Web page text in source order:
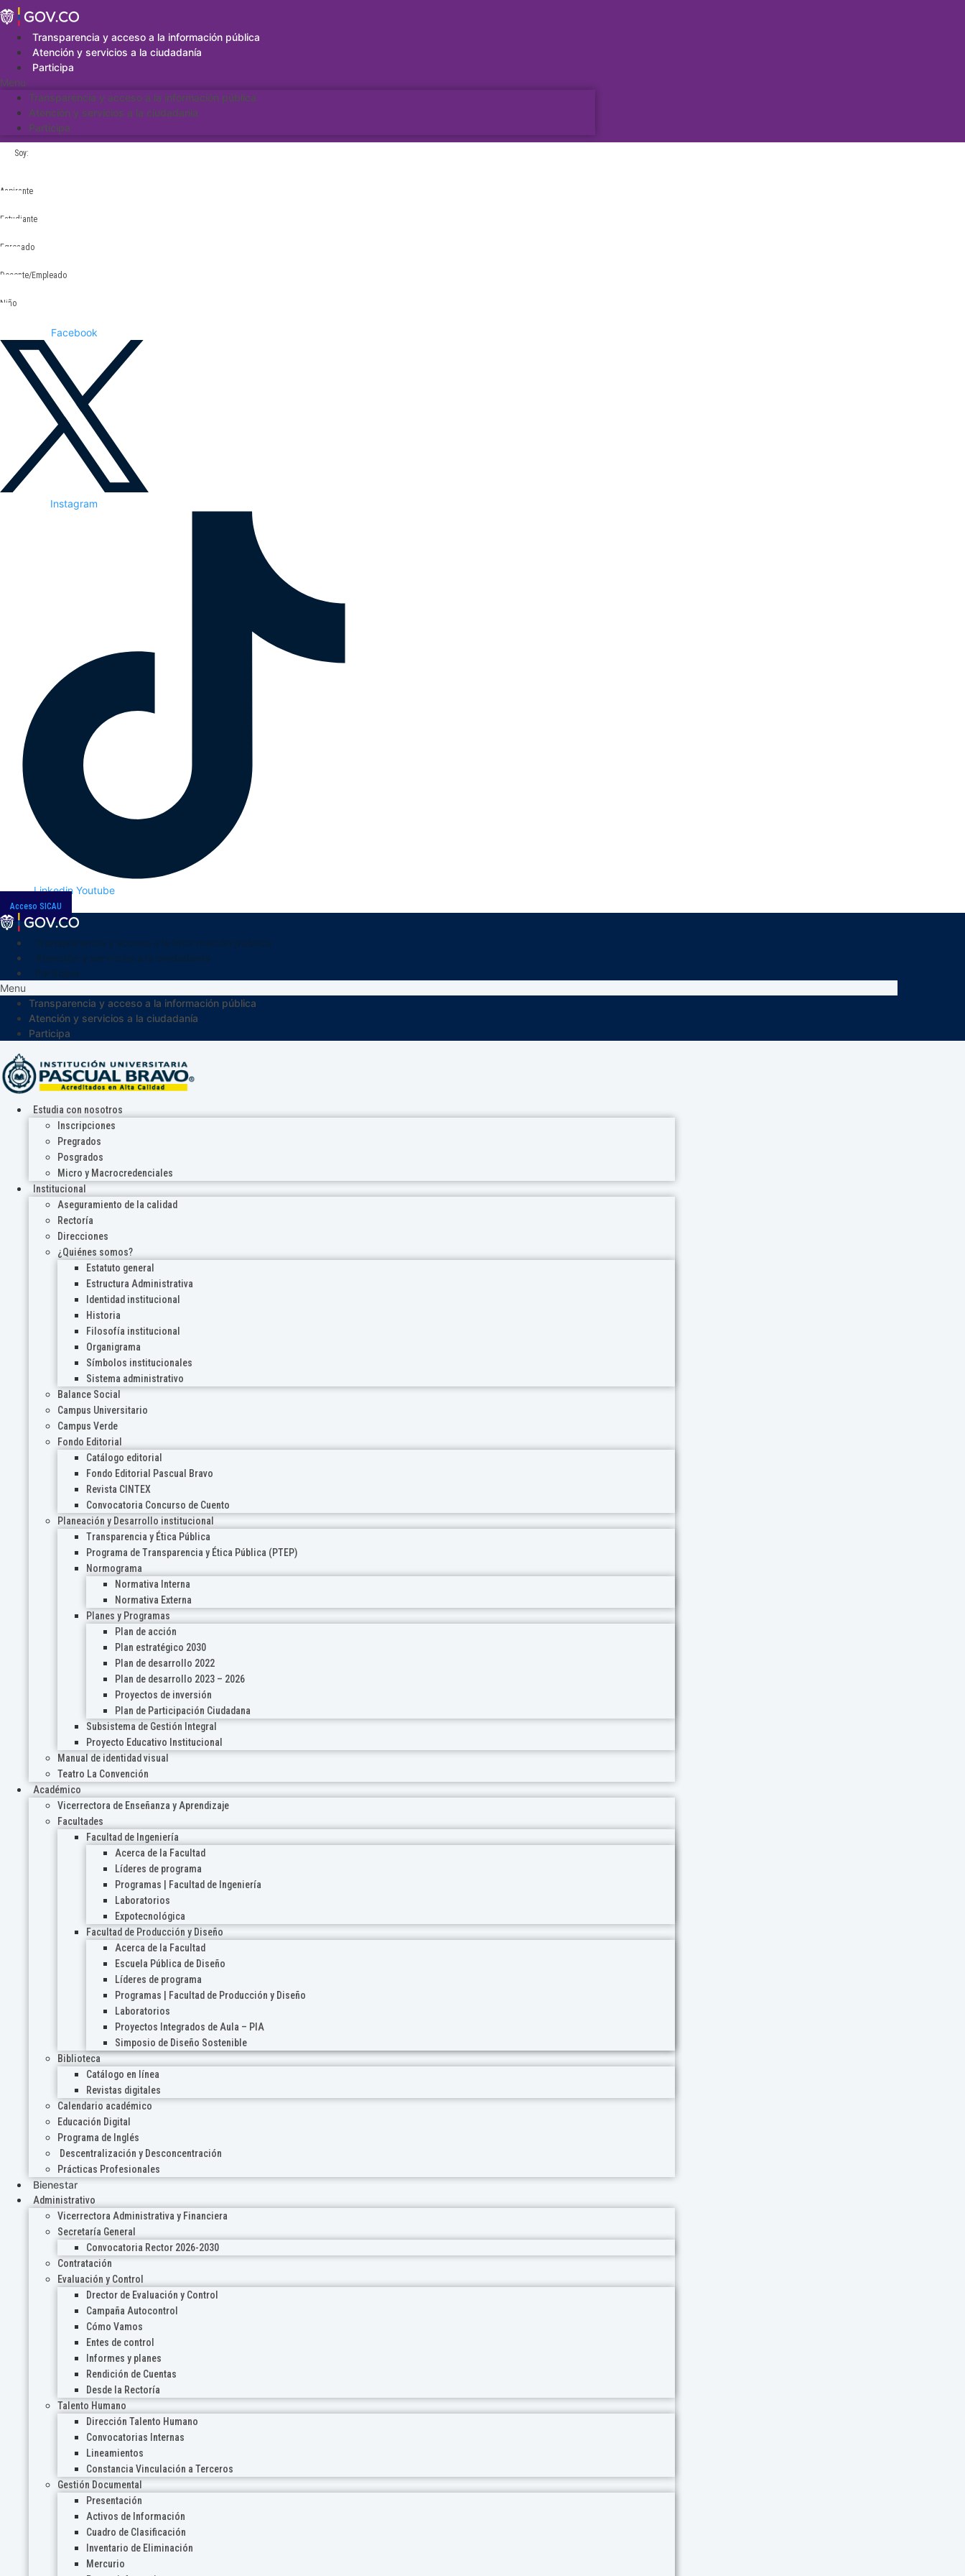
Saltar
al
contenidoTransparencia y acceso a la información pública
Atención y servicios a la ciudadanía
Participa
Menu
Transparencia y acceso a la información pública
Atención y servicios a la ciudadanía
Participa
Soy:
Aspirante
Estudiante
Egresado
Docente/Empleado
Niño
Facebook
Instagram
Linkedin Youtube
Acceso SICAU
Menu
Transparencia y acceso a la información pública
Atención y servicios a la ciudadanía
Participa
Estudia con nosotros
Inscripciones
Pregrados
Posgrados
Micro y Macrocredenciales
Institucional
Aseguramiento de la calidad
Rectoría
Direcciones
¿Quiénes somos?
Estatuto general
Estructura Administrativa
Identidad institucional
Historia
Filosofía institucional
Organigrama
Símbolos institucionales
Sistema administrativo
Balance Social
Campus Universitario
Campus Verde
Fondo Editorial
Catálogo editorial
Fondo Editorial Pascual Bravo
Revista CINTEX
Convocatoria Concurso de Cuento
Planeación y Desarrollo institucional
Transparencia y Ética Pública
Programa de Transparencia y Ética Pública (PTEP)
Normograma
Normativa Interna
Normativa Externa
Planes y Programas
Plan de acción
Plan estratégico 2030
Plan de desarrollo 2022
Plan de desarrollo 2023 – 2026
Proyectos de inversión
Plan de Participación Ciudadana
Subsistema de Gestión Integral
Proyecto Educativo Institucional
Manual de identidad visual
Teatro La Convención
Académico
Vicerrectora de Enseñanza y Aprendizaje
Facultades
Facultad de Ingeniería
Acerca de la Facultad
Líderes de programa
Programas | Facultad de Ingeniería
Laboratorios
Expotecnológica
Facultad de Producción y Diseño
Acerca de la Facultad
Escuela Pública de Diseño
Líderes de programa
Programas | Facultad de Producción y Diseño
Laboratorios
Proyectos Integrados de Aula – PIA
Simposio de Diseño Sostenible
Biblioteca
Catálogo en línea
Revistas digitales
Calendario académico
Educación Digital
Programa de Inglés
Descentralización y Desconcentración
Prácticas Profesionales
Bienestar
Administrativo
Vicerrectora Administrativa y Financiera
Secretaría General
Convocatoria Rector 2026-2030
Contratación
Evaluación y Control
Drector de Evaluación y Control
Campaña Autocontrol
Cómo Vamos
Entes de control
Informes y planes
Rendición de Cuentas
Desde la Rectoría
Talento Humano
Dirección Talento Humano
Convocatorias Internas
Lineamientos
Constancia Vinculación a Terceros
Gestión Documental
Presentación
Activos de Información
Cuadro de Clasificación
Inventario de Eliminación
Mercurio